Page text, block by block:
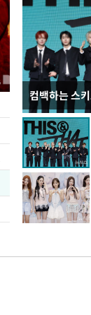
컴백하는 스
지석천 뒤덮